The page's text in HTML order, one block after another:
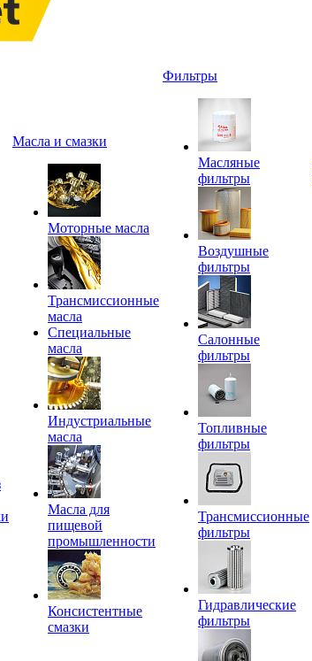
Масла и смазки
Моторные масла
Трансмиссионные
масла
Специальные
масла
Индустриальные
масла
Масла для
пищевой
промышленности
Консистентные
смазки
Фильтры
Масляные
фильтры
Воздушные
фильтры
Салонные
фильтры
Топливные
фильтры
Трансмиссионные
фильтры
Гидравлические
фильтры